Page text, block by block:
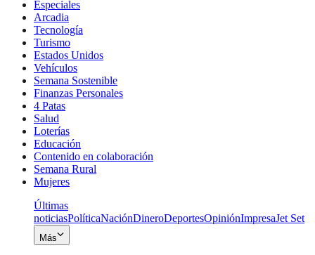
Especiales
Arcadia
Tecnología
Turismo
Estados Unidos
Vehículos
Semana Sostenible
Finanzas Personales
4 Patas
Salud
Loterías
Educación
Contenido en colaboración
Semana Rural
Mujeres
Últimas
noticiasPolíticaNaciónDineroDeportesOpiniónImpresaJet Set
Más